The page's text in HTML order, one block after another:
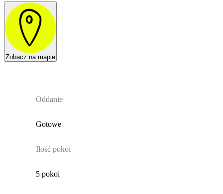
Zobacz na mapie
Oddanie
Gotowe
Ilość pokoi
5 pokoi